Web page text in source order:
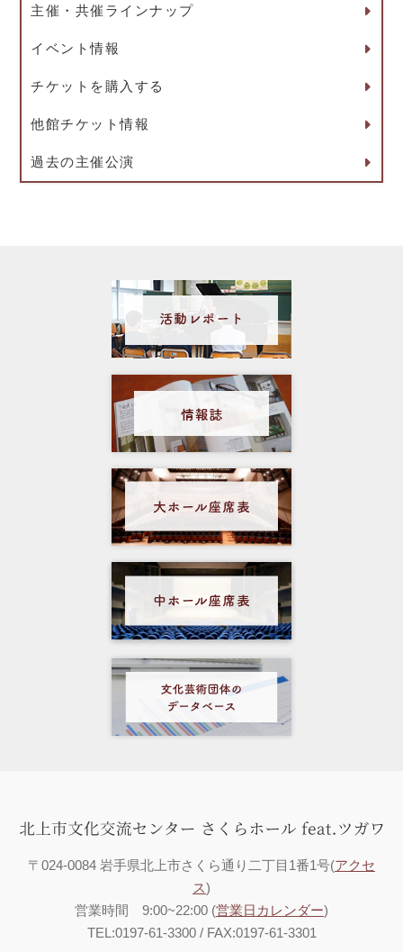
主催・共催ラインナップ
イベント情報
チケットを購入する
他館チケット情報
過去の主催公演
〒024-0084 岩手県北上市さくら通り二丁目1番1号(アクセ
ス)
営業時間 9:00~22:00 (営業日カレンダー)
TEL:0197-61-3300 / FAX:0197-61-3301